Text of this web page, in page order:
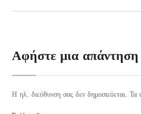
Αφήστε μια απάντηση
Η ηλ. διεύθυνση σας δεν δημοσιεύεται. Τα